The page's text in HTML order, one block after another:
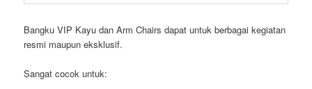
Bangku VIP Kayu dan Arm Chairs dapat untuk berbagai kegiatan
resmi maupun eksklusif.
Sangat cocok untuk: